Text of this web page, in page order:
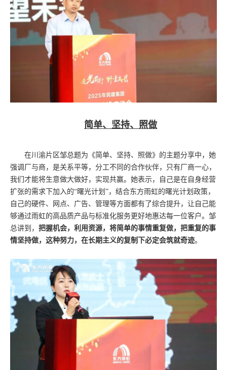
简单、坚持、照做
在川渝片区邹总题为《简单、坚持、照做》的主题分享中，她
强调厂与商，是关系平等，分工不同的合作伙伴，只有厂商一心，
我们才能将生意做大做好，实现共赢。她表示，自己是在自身经营
扩张的需求下加入的“曙光计划”，结合东方雨虹的曙光计划政策，
自己的硬件、网点、广告、管理等方面都有了综合提升，让自己能
够通过雨虹的高品质产品与标准化服务更好地惠达每一位客户。邹
总讲到， 把握机会，利用资源，将简单的事情重复做，把重复的事
情坚持做，这种努力，在长期主义的复制下必定会筑就奇迹。